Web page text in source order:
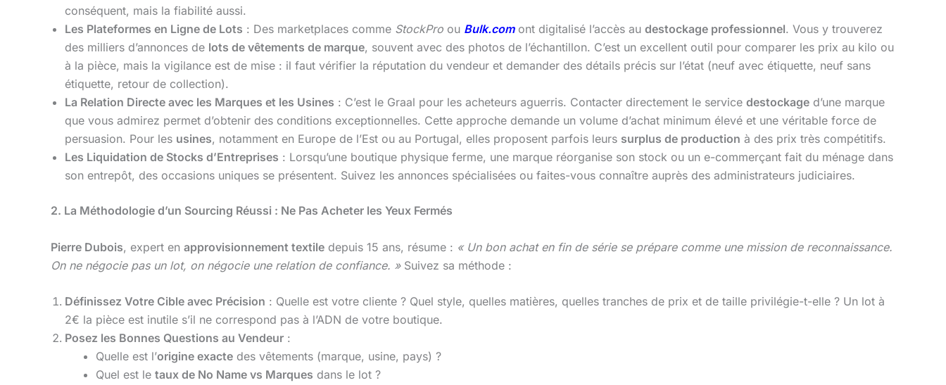
conséquent, mais la fiabilité aussi.
Les Plateformes en Ligne de Lots : Des marketplaces comme StockPro ou Bulk.comont digitalisé l’accès au destockage professionnel. Vous y trouverez
des milliers d’annonces de lots de vêtements de marque, souvent avec des photos de l’échantillon. C’est un excellent outil pour comparer les prix au kilo ou
à la pièce, mais la vigilance est de mise : il faut vérifier la réputation du vendeur et demander des détails précis sur l’état (neuf avec étiquette, neuf sans
étiquette, retour de collection).
La Relation Directe avec les Marques et les Usines : C’est le Graal pour les acheteurs aguerris. Contacter directement le service destockage d’une marque
que vous admirez permet d’obtenir des conditions exceptionnelles. Cette approche demande un volume d’achat minimum élevé et une véritable force de
persuasion. Pour les usines, notamment en Europe de l’Est ou au Portugal, elles proposent parfois leurs surplus de production à des prix très compétitifs.
Les Liquidation de Stocks d’Entreprises : Lorsqu’une boutique physique ferme, une marque réorganise son stock ou un e-commerçant fait du ménage dans
son entrepôt, des occasions uniques se présentent. Suivez les annonces spécialisées ou faites-vous connaître auprès des administrateurs judiciaires.
2. La Méthodologie d’un Sourcing Réussi : Ne Pas Acheter les Yeux Fermés
Pierre Dubois, expert en approvisionnement textile depuis 15 ans, résume : « Un bon achat en fin de série se prépare comme une mission de reconnaissance.
On ne négocie pas un lot, on négocie une relation de confiance. »Suivez sa méthode :
Définissez Votre Cible avec Précision : Quelle est votre cliente ? Quel style, quelles matières, quelles tranches de prix et de taille privilégie-t-elle ? Un lot à
2€ la pièce est inutile s’il ne correspond pas à l’ADN de votre boutique.
Posez les Bonnes Questions au Vendeur :
Quelle est l’origine exacte des vêtements (marque, usine, pays) ?
Quel est le taux de No Name vs Marques dans le lot ?